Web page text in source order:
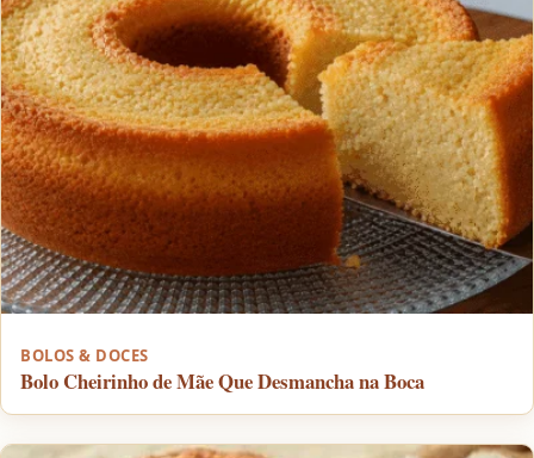
BOLOS & DOCES
Bolo Cheirinho de Mãe Que Desmancha na Boca